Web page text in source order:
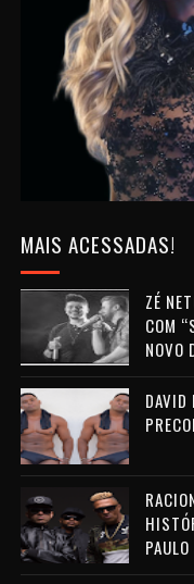
MAIS ACESSADAS!
ZÉ
COM
NOVO
DAVID
PAULO